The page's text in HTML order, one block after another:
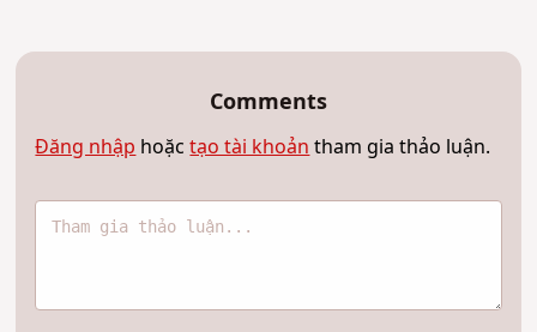
Comments
Đăng nhậphoặctạo tài khoảntham gia thảo luận.